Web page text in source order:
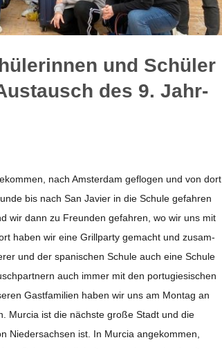
und Schü­ler
des 9. Jahr­
nach Ams­ter­dam geflo­gen und von dort
bis nach San Javier in die Schule gefah­ren
wir dann zu Freun­den gefah­ren, wo wir uns mit
haben wir eine Grill­party gemacht und zusam­
und der spa­ni­schen Schule auch eine Schule
auch immer mit den por­tu­gie­si­schen
Gast­fa­mi­lien haben wir uns am Mon­tag an
Mur­cia ist die nächste große Stadt und die
Nie­der­sach­sen ist. In Mur­cia ange­kom­men,